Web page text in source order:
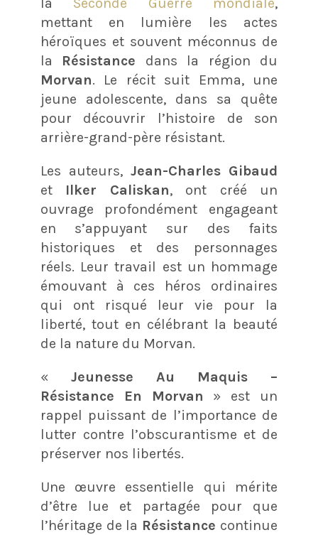
mettant en lumière les actes
héroïques et souvent méconnus de
la Résistance dans la région du
Morvan. Le récit suit Emma, une
jeune adolescente, dans sa quête
pour découvrir l’histoire de son
arrière-grand-père résistant.
Les auteurs,Jean-Charles Gibaud
et Ilker Caliskan, ont créé un
ouvrage profondément engageant
en s’appuyant sur des faits
historiques et des personnages
réels. Leur travail est un hommage
émouvant à ces héros ordinaires
qui ont risqué leur vie pour la
liberté, tout en célébrant la beauté
de la nature du Morvan.
« Jeunesse Au Maquis –
Résistance En Morvan » est un
rappel puissant de l’importance de
lutter contre l’obscurantisme et de
préserver nos libertés.
Une œuvre essentielle qui mérite
d’être lue et partagée pour que
l’héritage de la Résistance continue